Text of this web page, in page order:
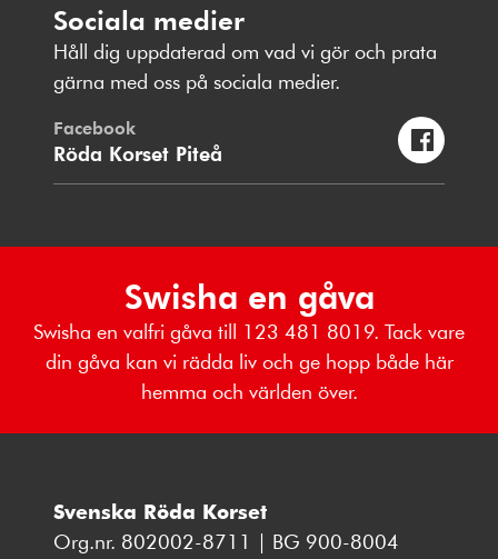
Sociala medier
Håll dig uppdaterad om vad vi gör och prata
gärna med oss på sociala medier.
Facebook
Röda Korset Piteå
Swisha en gåva
Swisha en valfri gåva till 123 481 8019. Tack vare
din gåva kan vi rädda liv och ge hopp både här
hemma och världen över.
Svenska Röda Korset
Org.nr. 802002-8711 | BG 900-8004